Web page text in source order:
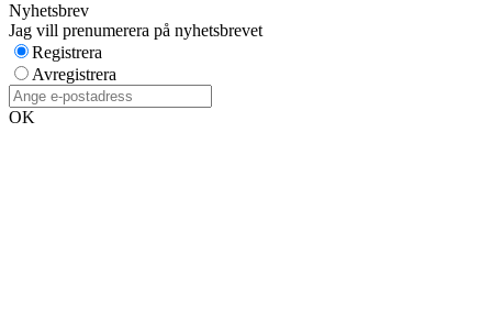
Nyhetsbrev
Jag vill prenumerera på nyhetsbrevet
Registrera
Avregistrera
OK